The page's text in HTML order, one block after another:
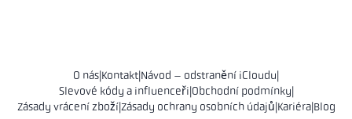
O nás|Kontakt|Návod – odstranění iCloudu|
Slevové kódy a influenceři|Obchodní podmínky|
Zásady vrácení zboží|Zásady ochrany osobních údajů|Kariéra|Blog